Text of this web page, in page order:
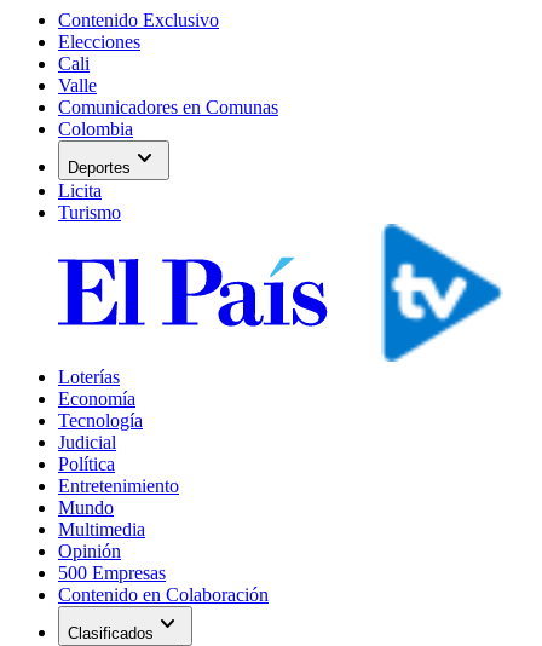
Contenido Exclusivo
Elecciones
Cali
Valle
Comunicadores en Comunas
Colombia
Deportes expand_more
Licita
Turismo
Loterías
Economía
Tecnología
Judicial
Política
Entretenimiento
Mundo
Multimedia
Opinión
500 Empresas
Contenido en Colaboración
Clasificados expand_more